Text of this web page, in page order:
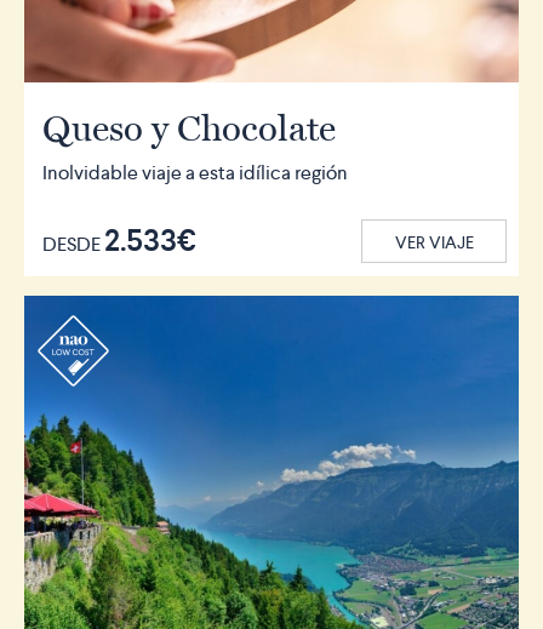
Queso y Chocolate
Inolvidable viaje a esta idílica región
DESDE2.533€ VER VIAJE
r